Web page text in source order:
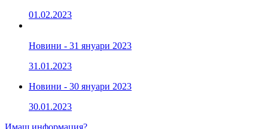
01.02.2023
Новини - 31 януари 2023
31.01.2023
Новини - 30 януари 2023
30.01.2023
Имаш информация?